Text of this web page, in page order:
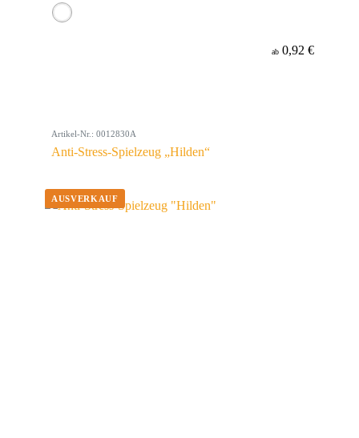
ab 0,92 €
Artikel-Nr.: 0012830A
Anti-Stress-Spielzeug „Hilden“